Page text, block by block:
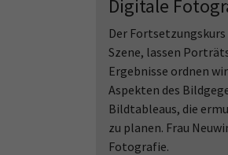
Digitale
Der
Szene, lassen
Ergebnisse ordnen
Aspekten des
Bildtableaus, die
zu planen. Frau
Fotografie.